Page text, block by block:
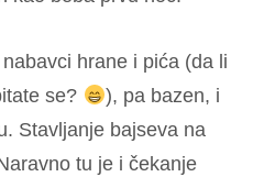
hrane i pića (da li
se?
), pa bazen, i
Stavljanje bajseva na
tu je i čekanje